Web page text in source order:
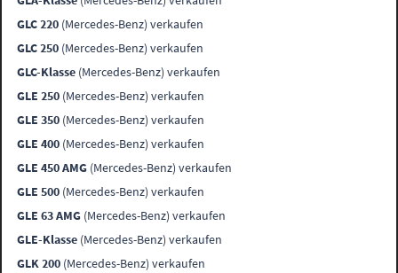
GLC 220 (Mercedes-Benz) verkaufen
GLC 250 (Mercedes-Benz) verkaufen
GLC-Klasse (Mercedes-Benz) verkaufen
GLE 250 (Mercedes-Benz) verkaufen
GLE 350 (Mercedes-Benz) verkaufen
GLE 400 (Mercedes-Benz) verkaufen
GLE 450 AMG (Mercedes-Benz) verkaufen
GLE 500 (Mercedes-Benz) verkaufen
GLE 63 AMG (Mercedes-Benz) verkaufen
GLE-Klasse (Mercedes-Benz) verkaufen
GLK 200 (Mercedes-Benz) verkaufen